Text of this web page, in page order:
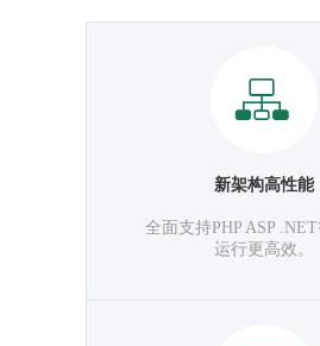
新架构高性能
全面支持PHP ASP .NET
运行更高效。